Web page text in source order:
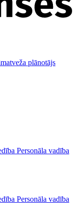
plānotājs
Personāla vadība
Personāla vadība